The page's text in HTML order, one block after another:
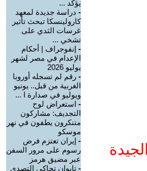
يؤكد ...
- دراسة جديدة لمعهد
كارولينسكا تبحث تأثير
غرسات الثدي على
تشخي ...
- إنفوجراف | أحكام
الإعدام في مصر لشهر
يوليو 2026
- رقم لم تسجله أوروبا
الغربية من قبل.. يونيو
ويوليو في صدارة ا ...
- استعراض لوح
التجديف: مشاركون
متنكرون يطفون في نهر
موسكو
- إيران تعتزم فرض
رسوم على مرور السفن
عبر مضيق هرمز
- تايوان تحاكي التصدي